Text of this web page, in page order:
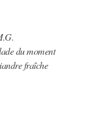
du moment
fraîche